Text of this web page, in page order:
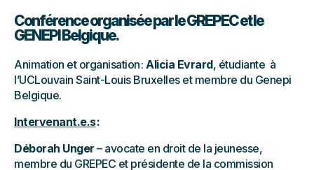
Conférence organisée par le GREPEC et le
GENEPI Belgique.
Animation et organisation : Alicia Evrard, étudiante à
l’UCLouvain Saint-Louis Bruxelles et membre du Genepi
Belgique.
Intervenant.e.s:
Déborah Unger – avocate en droit de la jeunesse,
membre du GREPEC et présidente de la commission